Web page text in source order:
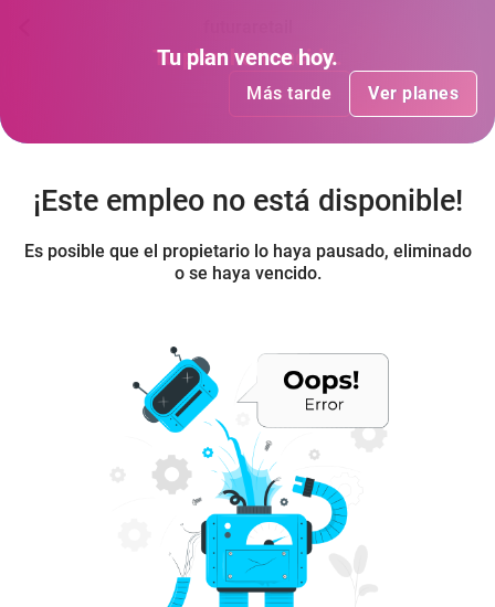
Tu plan ha vencido.
Más tarde Ver planes
Tu plan vence hoy.
Más tarde Ver planes
¡Este empleo no está disponible!
Es posible que el propietario lo haya pausado, eliminado
o se haya vencido.